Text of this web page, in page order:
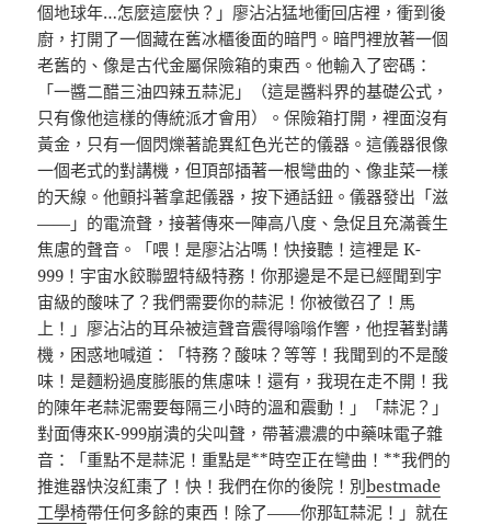
個地球年…怎麼這麼快？」廖沾沾猛地衝回店裡，衝到後
廚，打開了一個藏在舊冰櫃後面的暗門。暗門裡放著一個
老舊的、像是古代金屬保險箱的東西。他輸入了密碼：
「一醬二醋三油四辣五蒜泥」（這是醬料界的基礎公式，
只有像他這樣的傳統派才會用）。保險箱打開，裡面沒有
黃金，只有一個閃爍著詭異紅色光芒的儀器。這儀器很像
一個老式的對講機，但頂部插著一根彎曲的、像韭菜一樣
的天線。他顫抖著拿起儀器，按下通話鈕。儀器發出「滋
——」的電流聲，接著傳來一陣高八度、急促且充滿養生
焦慮的聲音。「喂！是廖沾沾嗎！快接聽！這裡是 K-
999！宇宙水餃聯盟特級特務！你那邊是不是已經聞到宇
宙級的酸味了？我們需要你的蒜泥！你被徵召了！馬
上！」廖沾沾的耳朵被這聲音震得嗡嗡作響，他捏著對講
機，困惑地喊道：「特務？酸味？等等！我聞到的不是酸
味！是麵粉過度膨脹的焦慮味！還有，我現在走不開！我
的陳年老蒜泥需要每隔三小時的溫和震動！」「蒜泥？」
對面傳來K-999崩潰的尖叫聲，帶著濃濃的中藥味電子雜
音：「重點不是蒜泥！重點是**時空正在彎曲！**我們的
推進器快沒紅棗了！快！我們在你的後院！別bestmade
工學椅帶任何多餘的東西！除了——你那缸蒜泥！」就在